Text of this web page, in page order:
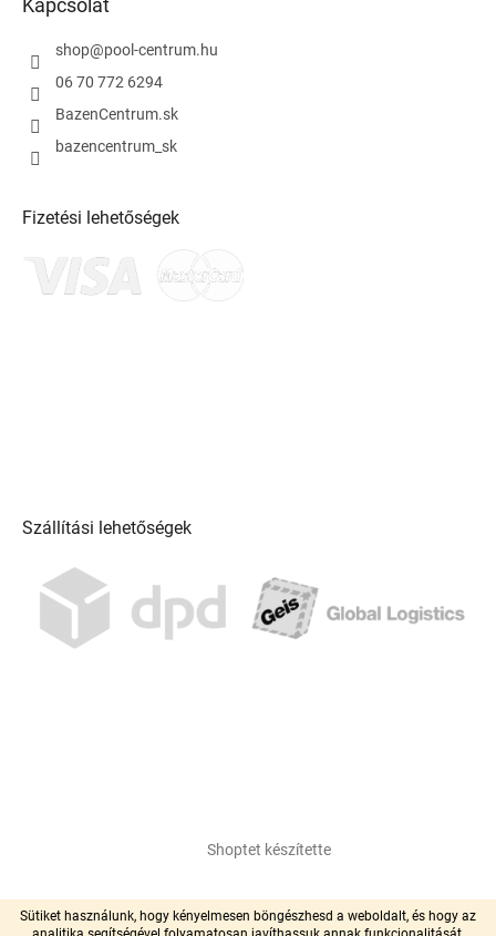
Sütiket használunk, hogy kényelmesen böngészhesd a weboldalt, és hogy az
Kapcsolat
shop@pool-centrum.hu
06 70 772 6294
BazenCentrum.sk
bazencentrum_sk
Fizetési lehetőségek
Szállítási lehetőségek
Shoptet készítette
Copyright 2026pool-centrum.hu. Minden jog fenntartva.